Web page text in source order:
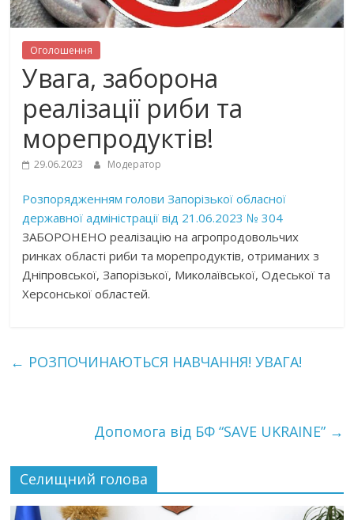
Оголошення
Увага, заборона
реалізації риби та
морепродуктів!
29.06.2023 Модератор
Розпорядженням голови Запорізької обласної
державної адміністрації від 21.06.2023 № 304
ЗАБОРОНЕНО реалізацію на агропродовольчих
ринках області риби та морепродуктів, отриманих з
Дніпровської, Запорізької, Миколаївської, Одеської та
Херсонської областей.
← РОЗПОЧИНАЮТЬСЯ НАВЧАННЯ! УВАГА!
Допомога від БФ “SAVE UKRAINE” →
Селищний голова